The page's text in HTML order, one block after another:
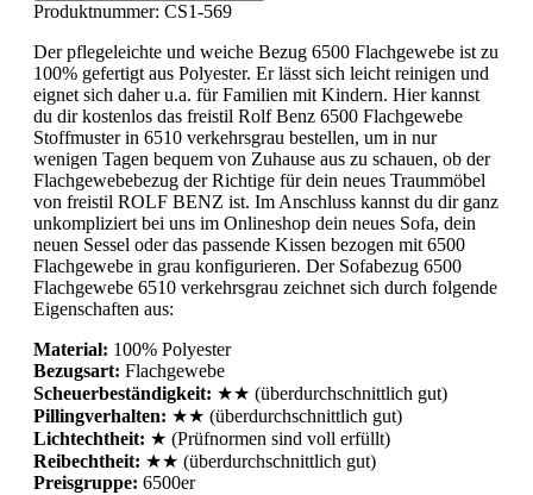
Produktnummer: CS1-569
Der pflegeleichte und weiche Bezug 6500 Flachgewebe ist zu
100% gefertigt aus Polyester. Er lässt sich leicht reinigen und
eignet sich daher u.a. für Familien mit Kindern. Hier kannst
du dir kostenlos das freistil Rolf Benz 6500 Flachgewebe
Stoffmuster in 6510 verkehrsgrau bestellen, um in nur
wenigen Tagen bequem von Zuhause aus zu schauen, ob der
Flachgewebebezug der Richtige für dein neues Traummöbel
von freistil ROLF BENZ ist. Im Anschluss kannst du dir ganz
unkompliziert bei uns im Onlineshop dein neues Sofa, dein
neuen Sessel oder das passende Kissen bezogen mit 6500
Flachgewebe in grau konfigurieren. Der Sofabezug 6500
Flachgewebe 6510 verkehrsgrau zeichnet sich durch folgende
Eigenschaften aus:
Material: 100% Polyester
Bezugsart: Flachgewebe
Scheuerbeständigkeit: ★★ (überdurchschnittlich gut)
Pillingverhalten: ★★ (überdurchschnittlich gut)
Lichtechtheit: ★ (Prüfnormen sind voll erfüllt)
Reibechtheit: ★★ (überdurchschnittlich gut)
Preisgruppe: 6500er